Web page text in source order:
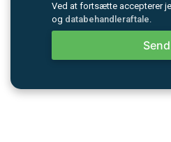
Ved at fortsætte accepterer
og databehandleraftale.
Send